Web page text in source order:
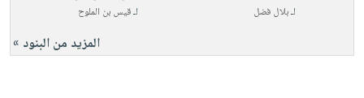
لـبلال فضل
لـقيس بن الملوح
المزيد من البنود »